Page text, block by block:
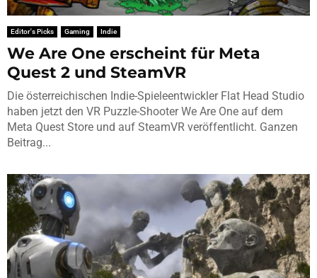
Editor's Picks Gaming Indie
We Are One erscheint für Meta
Quest 2 und SteamVR
Die österreichischen Indie-Spieleentwickler Flat Head Studio
haben jetzt den VR Puzzle-Shooter We Are One auf dem
Meta Quest Store und auf SteamVR veröffentlicht. Ganzen
Beitrag...